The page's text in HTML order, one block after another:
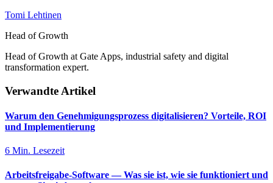
Tomi Lehtinen
Head of Growth
Head of Growth at Gate Apps, industrial safety and digital
transformation expert.
Verwandte Artikel
Warum den Genehmigungsprozess digitalisieren? Vorteile, ROI
und Implementierung
6 Min. Lesezeit
Arbeitsfreigabe-Software — Was sie ist, wie sie funktioniert und